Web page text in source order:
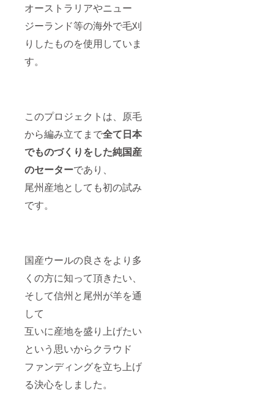
オーストラリアやニュー
ジーランド等の海外で毛刈
りしたものを使用していま
す。
このプロジェクトは、原毛
から編み立てまで全て日本
でものづくりをした純国産
のセーターであり、
尾州産地としても初の試み
です。
国産ウールの良さをより多
くの方に知って頂きたい、
そして信州と尾州が羊を通
して
互いに産地を盛り上げたい
という思いからクラウド
ファンディングを立ち上げ
る決心をしました。